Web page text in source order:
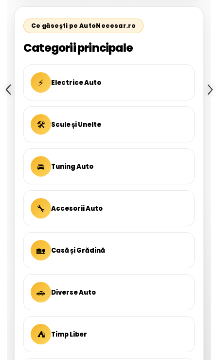
Ce găsești pe AutoNecesar.ro
Categorii principale
⚡ Electrice Auto
🛠 Scule și Unelte
🚘 Tuning Auto
🔧 Accesorii Auto
🏡 Casă și Grădină
🚗 Diverse Auto
⛺ Timp Liber